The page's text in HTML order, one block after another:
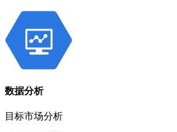
数据分析
目标市场分析